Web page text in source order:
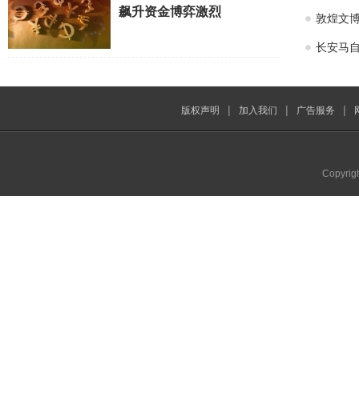
飙升资金博弈激烈
敦煌文
长安马
版权声明 | 加入我们 | 广告服务 |